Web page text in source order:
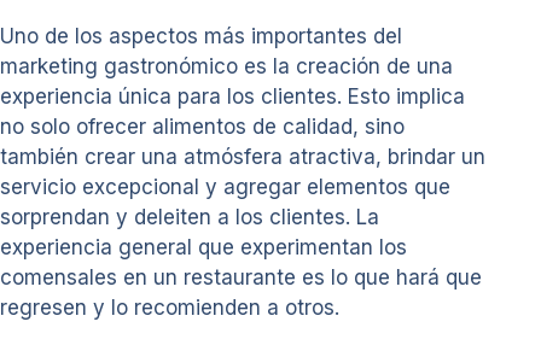
Uno de los aspectos más importantes del
marketing gastronómico es la creación de una
experiencia única para los clientes. Esto implica
no solo ofrecer alimentos de calidad, sino
también crear una atmósfera atractiva, brindar un
servicio excepcional y agregar elementos que
sorprendan y deleiten a los clientes. La
experiencia general que experimentan los
comensales en un restaurante es lo que hará que
regresen y lo recomienden a otros.